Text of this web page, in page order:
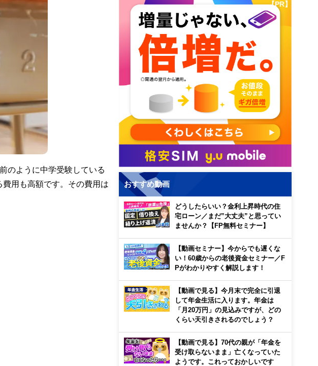
のように中学受験している
用も高額です。その費用は
【PR】
おすすめ動画
どうしたらいい？金利上昇時代の住
宅ローン／まだ”大丈夫”と思ってい
ませんか？【FP無料セミナー】
【動画セミナー】今からでも遅くな
い！60歳からの老後資金セミナー／F
Pがわかりやすく解説します！
【動画で見る】今月末で完全に引退
して年金生活に入ります。年金は
「月20万円」の見込みですが、どの
くらい天引きされるのでしょう？
【動画で見る】70代の親が「年金を
受け取らないまま」亡くなっていた
ようです。これっておかしいです